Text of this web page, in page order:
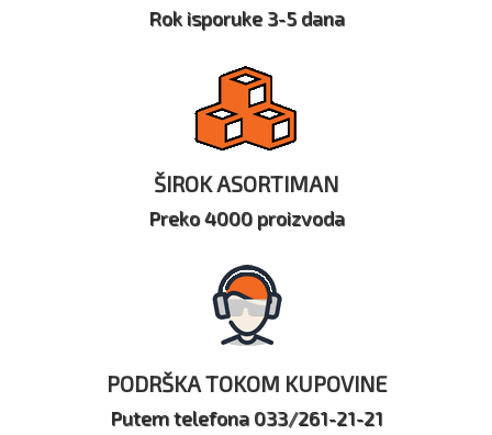
Rok isporuke 3-5 dana
ŠIROK ASORTIMAN
Preko 4000 proizvoda
PODRŠKA TOKOM KUPOVINE
Putem telefona 033/261-21-21